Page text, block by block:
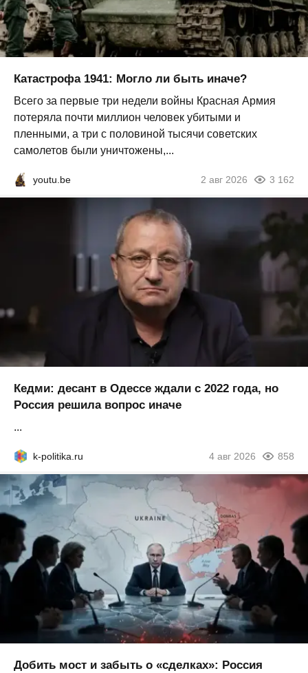
Катастрофа 1941: Могло ли быть иначе?
Всего за первые три недели войны Красная Армия
потеряла почти миллион человек убитыми и
пленными, а три с половиной тысячи советских
самолетов были уничтожены,...
youtu.be 2 авг 2026 3 162
Кедми: десант в Одессе ждали с 2022 года, но
Россия решила вопрос иначе
...
k-politika.ru 4 авг 2026 858
Добить мост и забыть о «сделках»: Россия